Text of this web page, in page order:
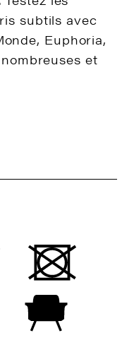
subtils avec
Euphoria,
et